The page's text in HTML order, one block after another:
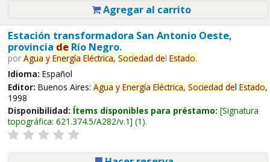
Agregar al carrito
Estación transformadora San Antonio Oeste,
provincia deRío Negro.
por Agua y Energía Eléctrica, Sociedad del Estado.
Idioma: Español
Editor: Buenos Aires: Agua y Energía Eléctrica, Sociedad del Estado,
1998
Disponibilidad: Ítems disponibles para préstamo: Signatura
topográfica: 621.374.5/A282/v.1 (1).